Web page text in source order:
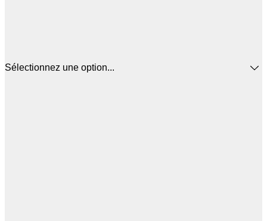
Sélectionnez une option...